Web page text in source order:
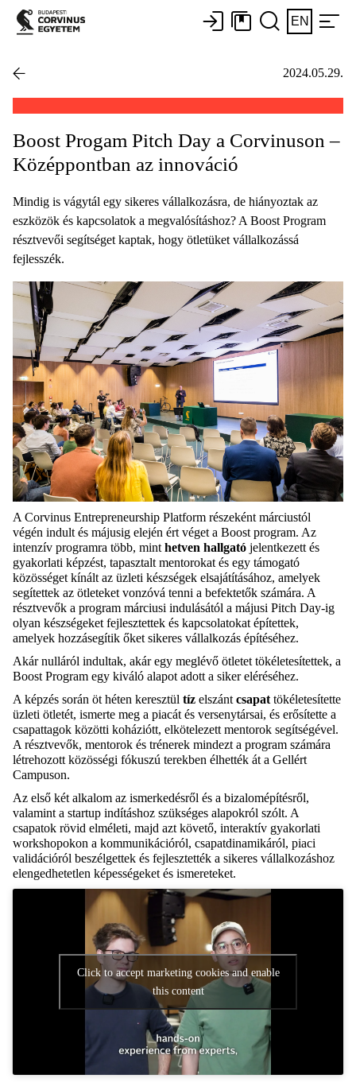
EN
2024.05.29.
Boost Progam Pitch Day a Corvinuson –
Középpontban az innováció
Mindig is vágytál egy sikeres vállalkozásra, de hiányoztak az
eszközök és kapcsolatok a megvalósításhoz? A Boost Program
résztvevői segítséget kaptak, hogy ötletüket vállalkozássá
fejlesszék.
A Corvinus Entrepreneurship Platform részeként márciustól
végén indult és májusig elején ért véget a Boost program. Az
intenzív programra több, mint hetven hallgató jelentkezett és
gyakorlati képzést, tapasztalt mentorokat és egy támogató
közösséget kínált az üzleti készségek elsajátításához, amelyek
segítettek az ötleteket vonzóvá tenni a befektetők számára. A
résztvevők a program márciusi indulásától a májusi Pitch Day-ig
olyan készségeket fejlesztettek és kapcsolatokat építettek,
amelyek hozzásegítik őket sikeres vállalkozás építéséhez.
Akár nulláról indultak, akár egy meglévő ötletet tökéletesítettek, a
Boost Program egy kiváló alapot adott a siker eléréséhez.
A képzés során öt héten keresztül tíz elszánt csapat tökéletesítette
üzleti ötletét, ismerte meg a piacát és versenytársai, és erősítette a
csapattagok közötti koháziótt, elkötelezett mentorok segítségével.
A résztvevők, mentorok és trénerek mindezt a program számára
létrehozott közösségi fókuszú terekben élhették át a Gellért
Campuson.
Az első két alkalom az ismerkedésről és a bizalomépítésről,
valamint a startup indításhoz szükséges alapokról szólt. A
csapatok rövid elméleti, majd azt követő, interaktív gyakorlati
workshopokon a kommunikációról, csapatdinamikáról, piaci
validációról beszélgettek és fejlesztették a sikeres vállalkozáshoz
elengedhetetlen képességeket és ismereteket.
Click to accept marketing cookies and enable
this content